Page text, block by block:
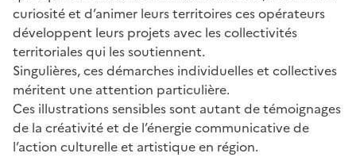
curiosité et d’animer leurs territoires ces opérateurs
développent leurs projets avec les collectivités
territoriales qui les soutiennent.
Singulières, ces démarches individuelles et collectives
méritent une attention particulière.
Ces illustrations sensibles sont autant de témoignages
de la créativité et de l’énergie communicative de
l’action culturelle et artistique en région.